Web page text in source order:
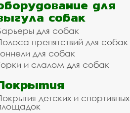
для
собак
для собак
препятствий для собак
для собак
и слалом для собак
детских и спортивных